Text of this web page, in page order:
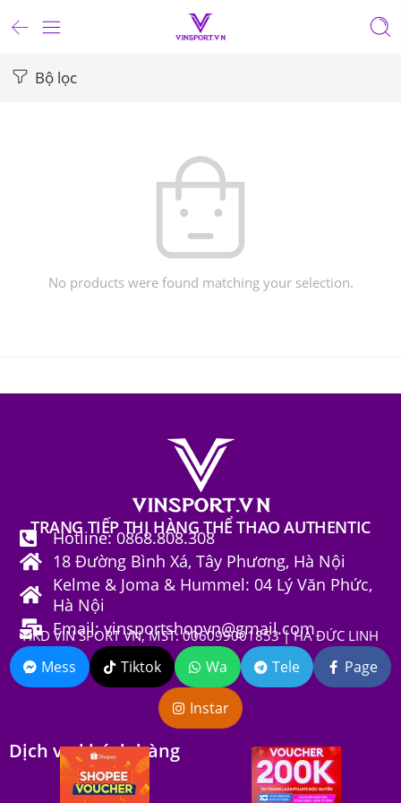
Bộ lọc
No products were found matching your selection.
TRANG TIẾP THỊ HÀNG THỂ THAO AUTHENTIC
Hotline: 0868.808.308
18 Đường Bình Xá, Tây Phương, Hà Nội
Kelme & Joma & Hummel: 04 Lý Văn Phức,
Hà Nội
Email: vinsportshopvn@gmail.com
HKD VIN SPORT VN, MST: 006099001853 | HÀ ĐỨC LINH
Mess Tiktok Wa Tele Page
Instar
Dịch vụ khách hàng